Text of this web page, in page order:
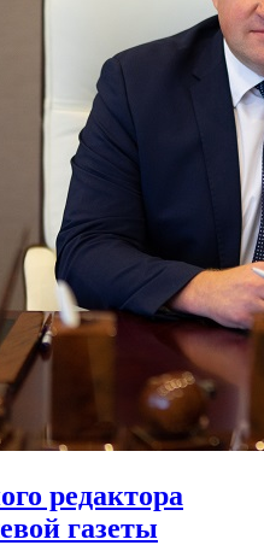
редактора
газеты